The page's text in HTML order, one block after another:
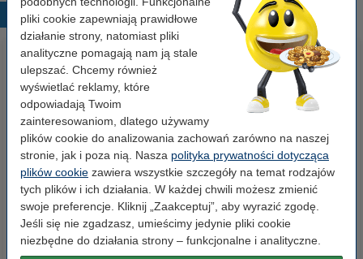
pliki cookie zapewniają prawidłowe
działanie strony, natomiast pliki
analityczne pomagają nam ją stale
ulepszać. Chcemy również
wyświetlać reklamy, które
odpowiadają Twoim
zainteresowaniom, dlatego używamy
plików cookie do analizowania zachowań zarówno na naszej
stronie, jak i poza nią. Nasza polityka prywatności dotycząca
plików cookie zawiera wszystkie szczegóły na temat rodzajów
tych plików i ich działania. W każdej chwili możesz zmienić
swoje preferencje. Kliknij „Zaakceptuj”, aby wyrazić zgodę.
Jeśli się nie zgadzasz, umieścimy jedynie pliki cookie
niezbędne do działania strony – funkcjonalne i analityczne.
Popularne produkty
Etykiety wysyłkowe A6 (105 x
148 mm), 100 etykiet, 123drukuj
14,90 zł z VAT
Spinacze biurowe 33 mm
okrągłe (100 sztuk), 123drukuj
2,90 zł z VAT